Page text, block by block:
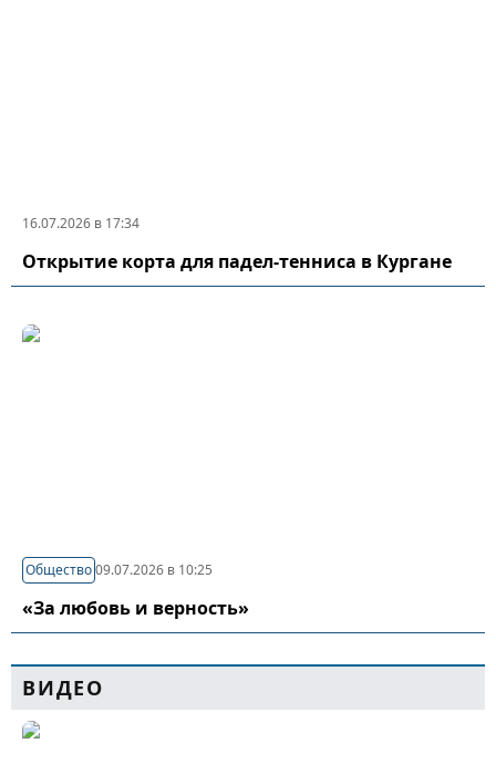
16.07.2026 в 17:34
Открытие корта для падел-тенниса в Кургане
Общество09.07.2026 в 10:25
«За любовь и верность»
ВИДЕО